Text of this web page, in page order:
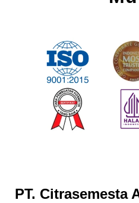
PT. Citrasemesta